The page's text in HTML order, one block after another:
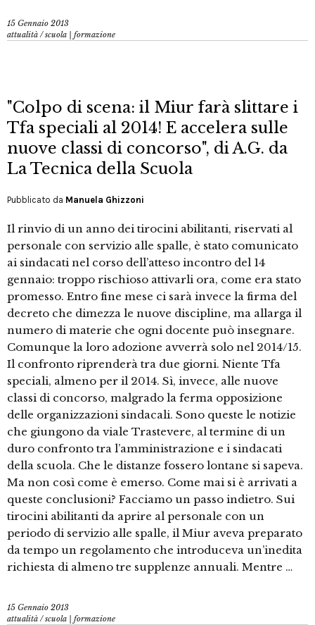
15 Gennaio 2013
attualità /scuola | formazione
"Colpo di scena: il Miur farà slittare i
Tfa speciali al 2014! E accelera sulle
nuove classi di concorso", di A.G. da
La Tecnica della Scuola
Pubblicato da Manuela Ghizzoni
Il rinvio di un anno dei tirocini abilitanti, riservati al
personale con servizio alle spalle, è stato comunicato
ai sindacati nel corso dell’atteso incontro del 14
gennaio: troppo rischioso attivarli ora, come era stato
promesso. Entro fine mese ci sarà invece la firma del
decreto che dimezza le nuove discipline, ma allarga il
numero di materie che ogni docente può insegnare.
Comunque la loro adozione avverrà solo nel 2014/15.
Il confronto riprenderà tra due giorni. Niente Tfa
speciali, almeno per il 2014. Sì, invece, alle nuove
classi di concorso, malgrado la ferma opposizione
delle organizzazioni sindacali. Sono queste le notizie
che giungono da viale Trastevere, al termine di un
duro confronto tra l’amministrazione e i sindacati
della scuola. Che le distanze fossero lontane si sapeva.
Ma non così come è emerso. Come mai si è arrivati a
queste conclusioni? Facciamo un passo indietro. Sui
tirocini abilitanti da aprire al personale con un
periodo di servizio alle spalle, il Miur aveva preparato
da tempo un regolamento che introduceva un’inedita
richiesta di almeno tre supplenze annuali. Mentre …
15 Gennaio 2013
attualità /scuola | formazione